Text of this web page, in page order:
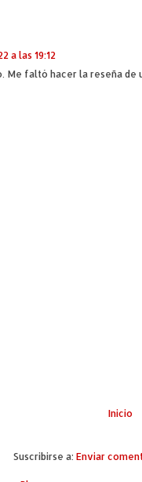
a las 19:12
Me faltó hacer la reseña
Inicio
Suscribirse a: Enviar